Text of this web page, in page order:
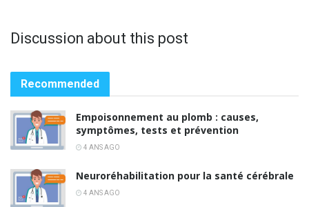
Discussion about this post
Recommended
Empoisonnement au plomb : causes,
symptômes, tests et prévention
4 ANS AGO
Neuroréhabilitation pour la santé cérébrale
4 ANS AGO